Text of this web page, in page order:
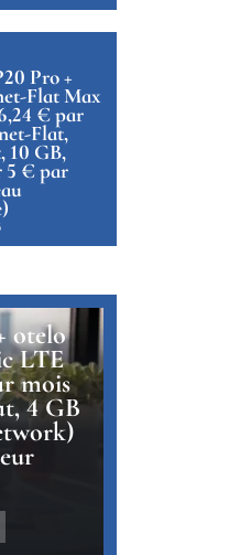
Pro +
Flat Max
€ par
Flat,
10 GB,
5 € par
otelo
LTE
mois
4 GB